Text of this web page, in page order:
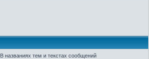
В названиях тем и текстах сообщений